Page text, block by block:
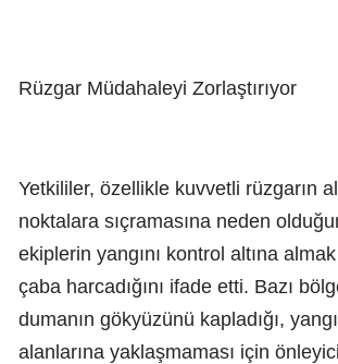
Rüzgar Müdahaleyi Zorlaştırıyor
Yetkililer, özellikle kuvvetli rüzgarın
noktalara sıçramasına neden
ekiplerin yangını kontrol altına
çaba harcadığını ifade etti. Bazı
dumanın gökyüzünü kapladığı,
alanlarına yaklaşmaması için